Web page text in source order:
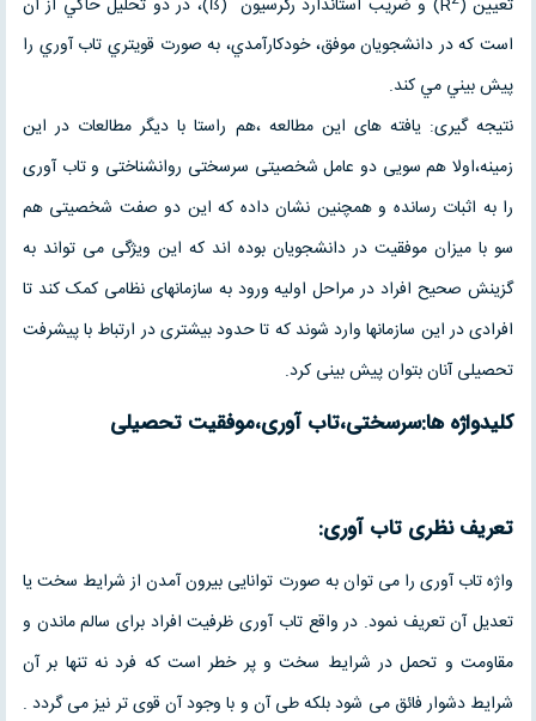
است كه در دانشجویان موفق، خودكارآمدي، به صورت قويتري تاب آوري را
پيش بيني مي كند.
نتیجه گیری: یافته های این مطالعه ،هم راستا با دیگر مطالعات در این
زمینه،اولا هم سویی دو عامل شخصیتی سرسختی روانشناختی و تاب آوری
را به اثبات رسانده و همچنین نشان داده که این دو صفت شخصیتی هم
سو با میزان موفقیت در دانشجویان بوده اند که این ویژگی می تواند به
گزینش صحیح افراد در مراحل اولیه ورود به سازمانهای نظامی کمک کند تا
افرادی در این سازمانها وارد شوند که تا حدود بیشتری در ارتباط با پیشرفت
تحصیلی آنان بتوان پیش بینی کرد.
کلیدواژه ها:سرسختی،تاب آوری،موفقیت تحصیلی
تعریف نظری تاب آوری:
واژه تاب آوری را می توان به صورت توانایی بیرون آمدن از شرایط سخت یا
تعدیل آن تعریف نمود. در واقع تاب آوری ظرفیت افراد برای سالم ماندن و
مقاومت و تحمل در شرایط سخت و پر خطر است که فرد نه تنها بر آن
شرایط دشوار فائق می شود بلکه طی آن و با وجود آن قوی تر نیز می گردد .